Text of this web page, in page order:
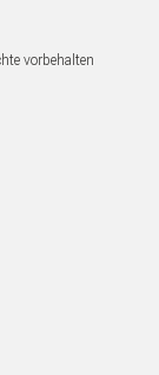
vorbehalten